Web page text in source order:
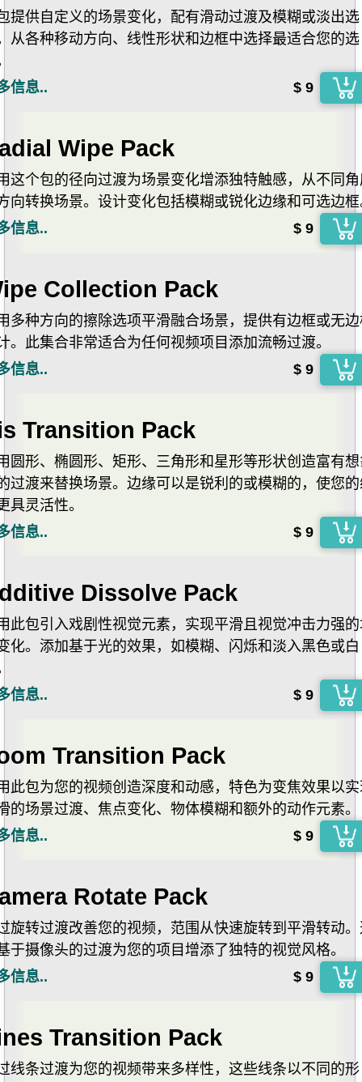
提供自定义的场景变化，配有滑动过渡及模糊或淡出选
从各种移动方向、线性形状和边框中选择最适合您的选
信息..
$ 9
Wipe Pack
这个包的径向过渡为场景变化增添独特触感，从不同
向转换场景。设计变化包括模糊或锐化边缘和可选边
信息..
$ 9
Collection Pack
多种方向的擦除选项平滑融合场景，提供有边框或无
。此集合非常适合为任何视频项目添加流畅过渡。
信息..
$ 9
Transition Pack
圆形、椭圆形、矩形、三角形和星形等形状创造富有
过渡来替换场景。边缘可以是锐利的或模糊的，使您
具灵活性。
信息..
$ 9
Dissolve Pack
此包引入戏剧性视觉元素，实现平滑且视觉冲击力强
化。添加基于光的效果，如模糊、闪烁和淡入黑色或白
信息..
$ 9
Transition Pack
此包为您的视频创造深度和动感，特色为变焦效果以
的场景过渡、焦点变化、物体模糊和额外的动作元素。
信息..
$ 9
Rotate Pack
旋转过渡改善您的视频，范围从快速旋转到平滑转动
于摄像头的过渡为您的项目增添了独特的视觉风格。
信息..
$ 9
Transition Pack
线条过渡为您的视频带来多样性，这些线条以不同的形